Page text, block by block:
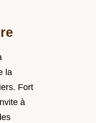
la
Fort
à